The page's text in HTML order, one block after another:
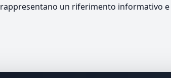
rappresentano un riferimento informativo